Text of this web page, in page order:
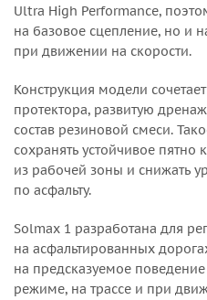
Ultra High Performance,
на базовое сцепление, но и
при движении на скорости.
Конструкция модели
протектора, развитую
состав резиновой смеси.
сохранять устойчивое пятно
из рабочей зоны и снижать
по асфальту.
Solmax 1 разработана для
на асфальтированных
на предсказуемое
режиме, на трассе и при